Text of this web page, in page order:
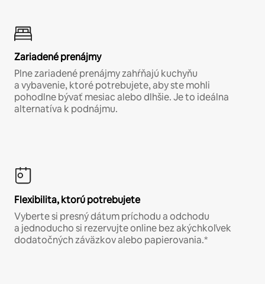
Zariadené prenájmy
Plne zariadené prenájmy zahŕňajú kuchyňu
a vybavenie, ktoré potrebujete, aby ste mohli
pohodlne bývať mesiac alebo dlhšie. Je to ideálna
alternatíva k podnájmu.
Flexibilita, ktorú potrebujete
Vyberte si presný dátum príchodu a odchodu
a jednoducho si rezervujte online bez akýchkoľvek
dodatočných záväzkov alebo papierovania.*